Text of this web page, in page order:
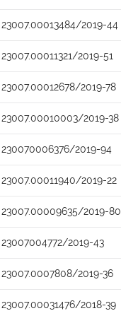
23007.00013484/2019-44
23007.00011321/2019-51
23007.00012678/2019-78
23007.00010003/2019-38
230070006376/2019-94
23007.00011940/2019-22
23007.00009635/2019-80
23007004772/2019-43
23007.0007808/2019-36
23007.00031476/2018-39